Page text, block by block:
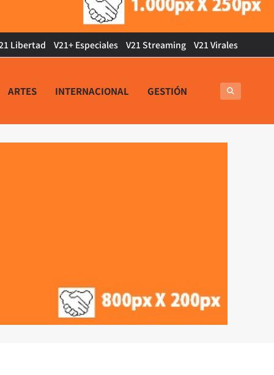
Libertad V21+ Especiales V21 Streaming V21 Virales
ARTES INTERNACIONAL GESTIÓN